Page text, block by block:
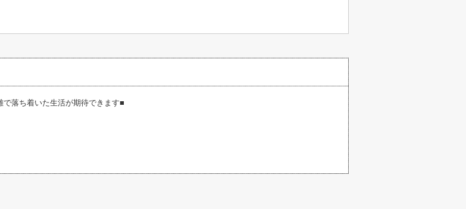
落ち着いた生活が期待できます■